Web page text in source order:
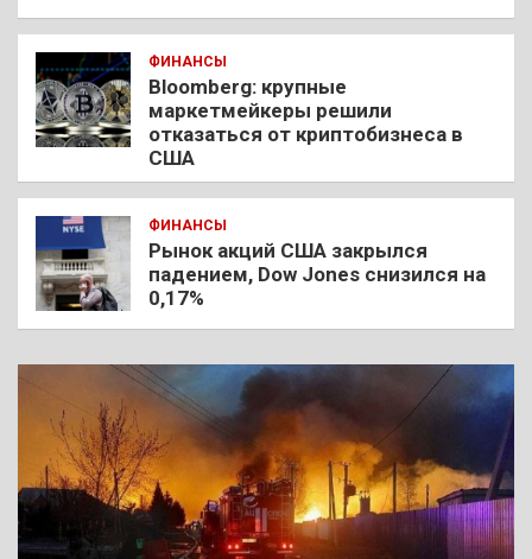
ФИНАНСЫ
Bloomberg: крупные
маркетмейкеры решили
отказаться от криптобизнеса в
США
ФИНАНСЫ
Рынок акций США закрылся
падением, Dow Jones снизился на
0,17%